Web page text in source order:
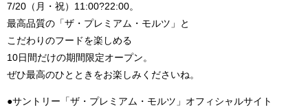
7/20（月・祝）11:00?22:00。
最高品質の「ザ・プレミアム・モルツ」と
こだわりのフードを楽しめる
10日間だけの期間限定オープン。
ぜひ最高のひとときをお楽しみくださいね。
●サントリー「ザ・プレミアム・モルツ」オフィシャルサイト